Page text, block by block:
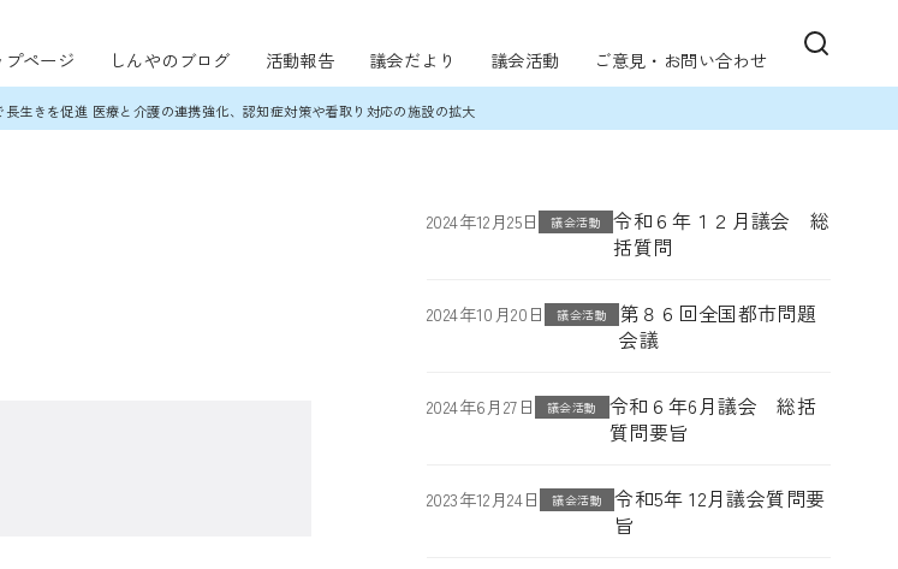
プページ しんやのブログ 活動報告 議会だより 議会活動 ご意見・お問い合わせ
生きを促進 医療と介護の連携強化、認知症対策や看取り対応の施設の拡大
2024年12月25日 議会活動
令和６年１２月議会 総
括質問
2024年10月20日 議会活動
第８６回全国都市問題
会議
2024年6月27日 議会活動
令和６年6月議会 総括
質問要旨
2023年12月24日 議会活動
令和5年 12月議会質問要
旨